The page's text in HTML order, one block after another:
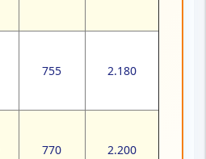
755 2.180
770 2.200